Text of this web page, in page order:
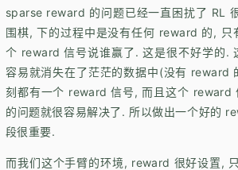
sparse reward 的问题已经一直困扰了 RL
围棋, 下的过程中是没有任何 reward 的, 只
个 reward 信号说谁赢了. 这是很不好学的.
容易就消失在了茫茫的数据中(没有 reward
刻都有一个 reward 信号, 而且这个 reward
的问题就很容易解决了. 所以做出一个好的
段很重要.
而我们这个手臂的环境, reward 很好设置,